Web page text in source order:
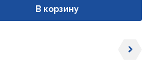
В корзину